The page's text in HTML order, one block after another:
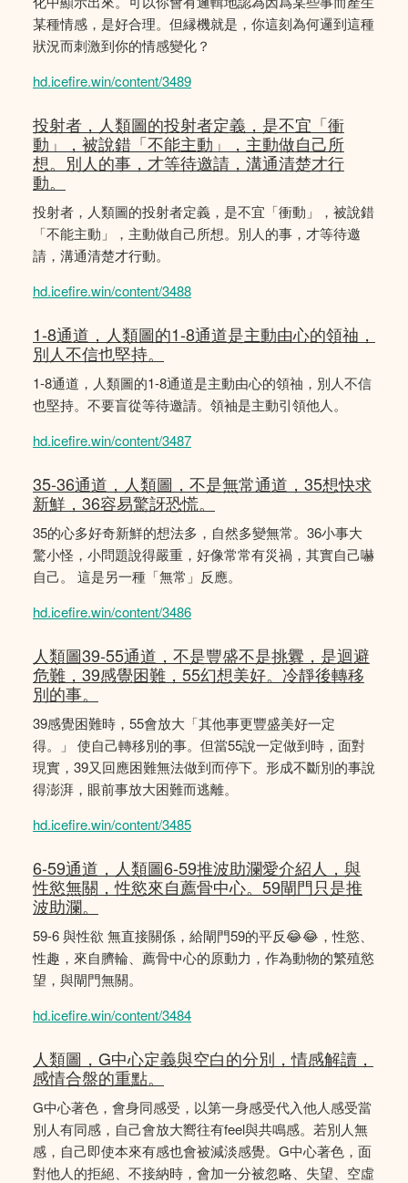
某種情感，是好合理。但縁機就是，你這刻為何邏到這種
狀況而刺激到你的情感變化？
hd.icefire.win/content/3489
投射者，人類圖的投射者定義，是不宜「衝
動」，被說錯「不能主動」，主動做自己所
想。別人的事，才等待邀請，溝通清楚才行
動。
投射者，人類圖的投射者定義，是不宜「衝動」，被說錯
「不能主動」，主動做自己所想。別人的事，才等待邀
請，溝通清楚才行動。
hd.icefire.win/content/3488
1-8通道，人類圖的1-8通道是主動由心的領䄂，
別人不信也堅持。
1-8通道，人類圖的1-8通道是主動由心的領䄂，別人不信
也堅持。不要盲從等待邀請。領袖是主動引領他人。
hd.icefire.win/content/3487
35-36通道，人類圖，不是無常通道，35想快求
新鮮，36容易驚訝恐慌。
35的心多好奇新鮮的想法多，自然多變無常。36小事大
驚小怪，小問題說得嚴重，好像常常有災禍，其實自己嚇
自己。 這是另一種「無常」反應。
hd.icefire.win/content/3486
人類圖39-55通道，不是豐盛不是挑釁，是迴避
危難，39感覺困難，55幻想美好。冷靜後轉移
別的事。
39感覺困難時，55會放大「其他事更豐盛美好一定
得。」 使自己轉移別的事。但當55說一定做到時，面對
現實，39又回應困難無法做到而停下。形成不斷別的事說
得澎湃，眼前事放大困難而逃離。
hd.icefire.win/content/3485
6-59通道，人類圖6-59推波助瀾愛介紹人，與
性慾無關，性慾來自薦骨中心。59閘門只是推
波助瀾。
59-6 與性欲 無直接關係，給閘門59的平反😂😂，性慾、
性趣，來自臍輪、薦骨中心的原動力，作為動物的繁殖慾
望，與閘門無關。
hd.icefire.win/content/3484
人類圖，G中心定義與空白的分別，情感解讀，
感情合盤的重點。
G中心著色，會身同感受，以第一身感受代入他人感受當
別人有同感，自己會放大嚮往有feel與共鳴感。若別人無
感，自己即使本來有感也會被減淡感覺。G中心著色，面
對他人的拒絕、不接納時，會加一分被忽略、失望、空虛